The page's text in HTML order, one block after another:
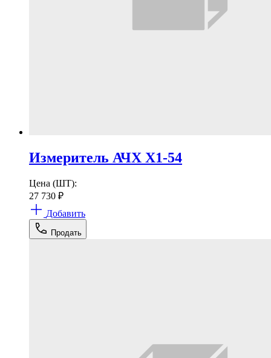
Измеритель АЧХ Х1-54
Цена (ШТ):
27 730 ₽
Добавить
Продать